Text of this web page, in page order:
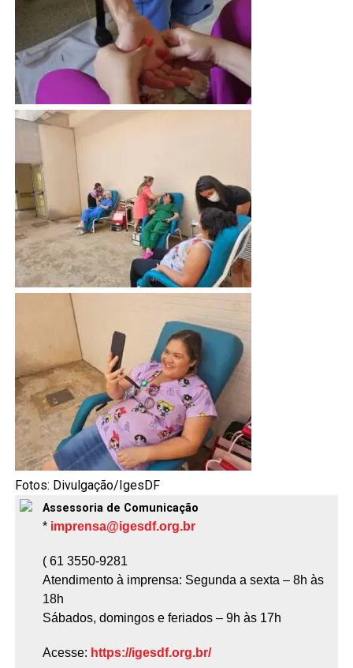
Fotos: Divulgação/IgesDF
Assessoria de Comunicação
* imprensa@igesdf.org.br
( 61 3550-9281
Atendimento à imprensa: Segunda a sexta – 8h às
18h
Sábados, domingos e feriados – 9h às 17h
Acesse: https://igesdf.org.br/